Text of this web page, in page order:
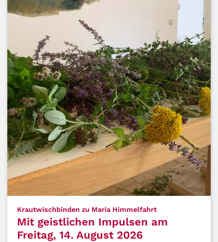
Krautwischbinden zu Maria Himmelfahrt:
Mit geistlichen Impulsen am
Freitag, 14. August 2026